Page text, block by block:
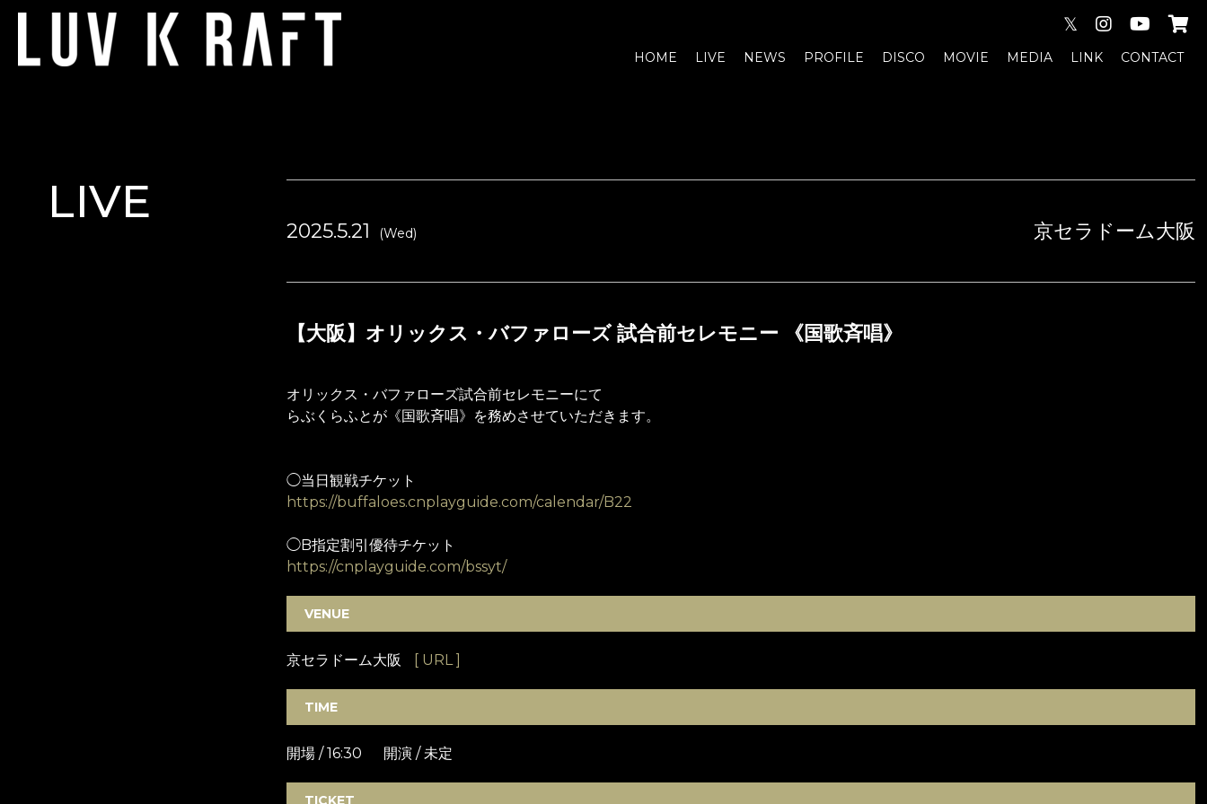
HOME LIVE NEWS PROFILE DISCO MOVIE MEDIA LINK CONTACT
𝕏
LIVE
2025.5.21 (Wed) 京セラドーム大阪
【大阪】オリックス・バファローズ 試合前セレモニー 《国歌斉唱》
オリックス・バファローズ試合前セレモニーにて
らぶくらふとが《国歌斉唱》を務めさせていただきます。
◯当日観戦チケット
https://buffaloes.cnplayguide.com/calendar/B22
◯B指定割引優待チケット
https://cnplayguide.com/bssyt/
VENUE
京セラドーム大阪 [ URL ]
TIME
開場 / 16:30 開演 / 未定
TICKET